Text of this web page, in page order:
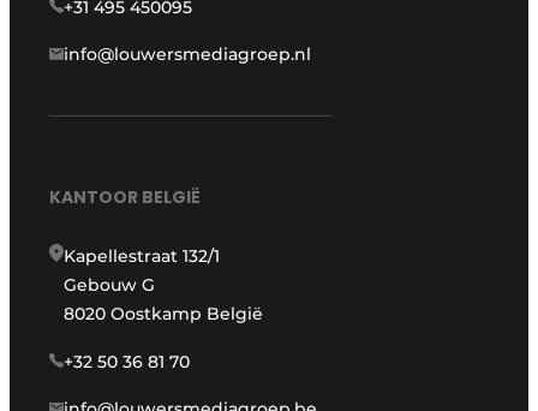
+31 495 450095
info@louwersmediagroep.nl
KANTOOR BELGIË
Kapellestraat 132/1
Gebouw G
8020 Oostkamp België
+32 50 36 81 70